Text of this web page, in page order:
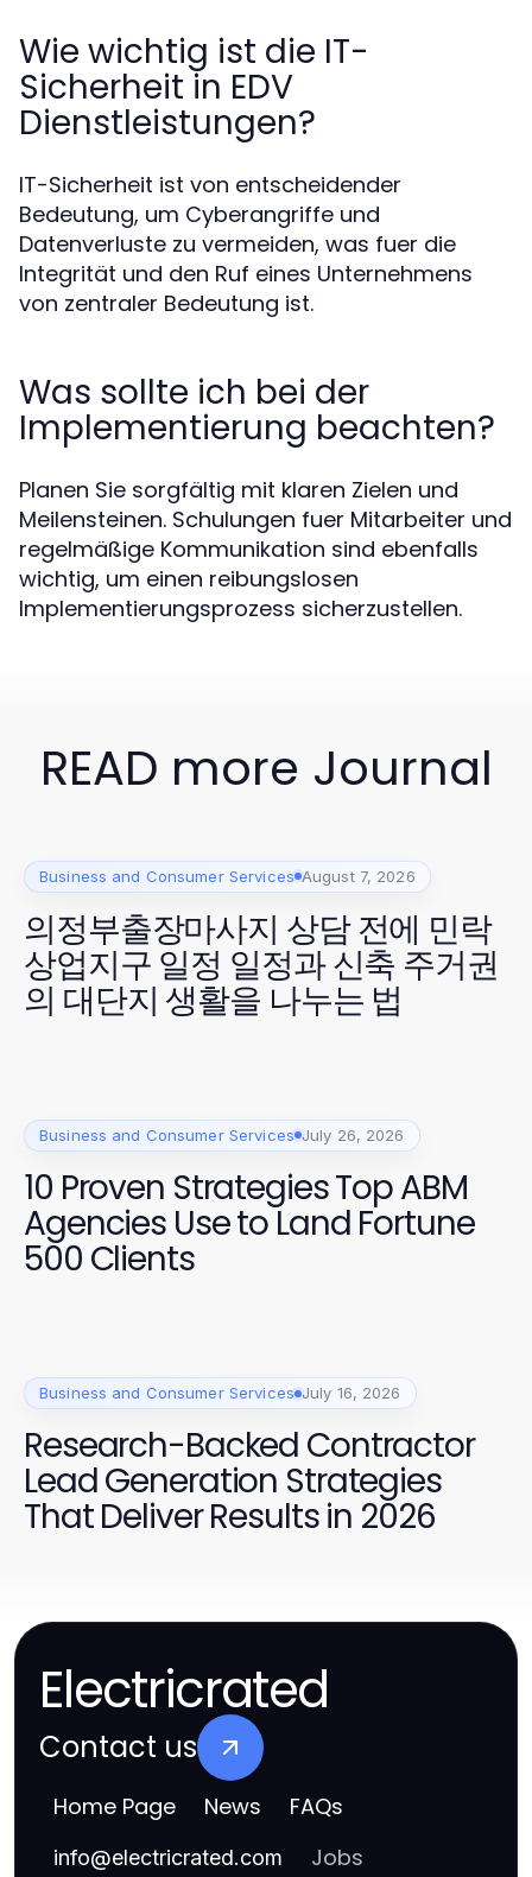
Wie wichtig ist die IT-
Sicherheit in EDV
Dienstleistungen?
IT-Sicherheit ist von entscheidender
Bedeutung, um Cyberangriffe und
Datenverluste zu vermeiden, was fuer die
Integrität und den Ruf eines Unternehmens
von zentraler Bedeutung ist.
Was sollte ich bei der
Implementierung beachten?
Planen Sie sorgfältig mit klaren Zielen und
Meilensteinen. Schulungen fuer Mitarbeiter und
regelmäßige Kommunikation sind ebenfalls
wichtig, um einen reibungslosen
Implementierungsprozess sicherzustellen.
READ more Journal
Business and Consumer Services August 7, 2026
의정부출장마사지 상담 전에 민락
상업지구 일정 일정과 신축 주거권
의 대단지 생활을 나누는 법
Business and Consumer Services July 26, 2026
10 Proven Strategies Top ABM
Agencies Use to Land Fortune
500 Clients
Business and Consumer Services July 16, 2026
Research-Backed Contractor
Lead Generation Strategies
That Deliver Results in 2026
Electricrated
Contact us
Home Page News FAQs
info@electricrated.com Jobs